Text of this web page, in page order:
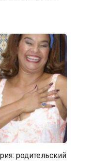
родительский